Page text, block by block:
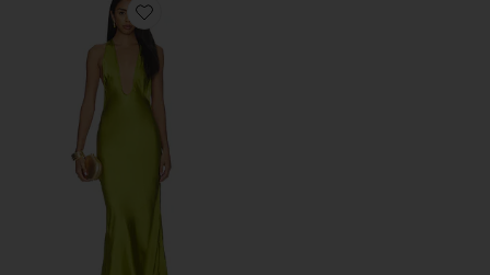
Favorite PUSHPA ガウン